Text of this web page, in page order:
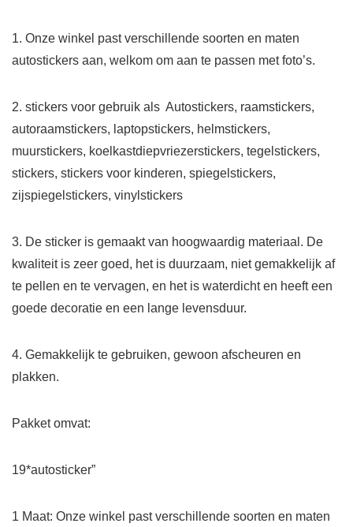
1. Onze winkel past verschillende soorten en maten
autostickers aan, welkom om aan te passen met foto’s.
2. stickers voor gebruik als Autostickers, raamstickers,
autoraamstickers, laptopstickers, helmstickers,
muurstickers, koelkastdiepvriezerstickers, tegelstickers,
stickers, stickers voor kinderen, spiegelstickers,
zijspiegelstickers, vinylstickers
3. De sticker is gemaakt van hoogwaardig materiaal. De
kwaliteit is zeer goed, het is duurzaam, niet gemakkelijk af
te pellen en te vervagen, en het is waterdicht en heeft een
goede decoratie en een lange levensduur.
4. Gemakkelijk te gebruiken, gewoon afscheuren en
plakken.
Pakket omvat:
19*autosticker”
1 Maat: Onze winkel past verschillende soorten en maten